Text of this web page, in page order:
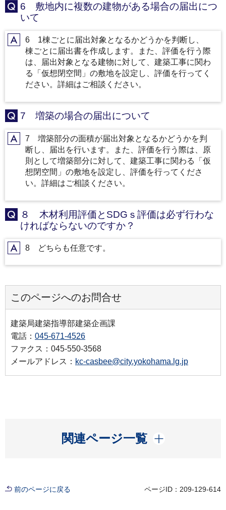
Q
6 敷地内に複数の建物がある場合の届出につ
いて
A6 1棟ごとに届出対象となるかどうかを判断し、
棟ごとに届出書を作成します。また、評価を行う際
は、届出対象となる建物に対して、建築工事に関わ
る「仮想閉空間」の敷地を設定し、評価を行ってく
ださい。詳細はご相談ください。
Q 7 増築の場合の届出について
A7 増築部分の面積が届出対象となるかどうかを判
断し、届出を行います。また、評価を行う際は、原
則として増築部分に対して、建築工事に関わる「仮
想閉空間」の敷地を設定し、評価を行ってくださ
い。詳細はご相談ください。
Q
８ 木材利用評価とSDGｓ評価は必ず行わな
ければならないのですか？
A8 どちらも任意です。
このページへのお問合せ
建築局建築指導部建築企画課
電話： 045-671-4526
ファクス：045-550-3568
メールアドレス： kc-casbee@city.yokohama.lg.jp
関連ページ一覧
開く
前のページに戻る ページID：209-129-614